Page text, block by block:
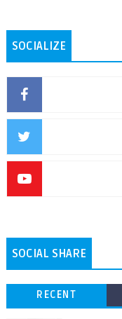
SOCIALIZE
SOCIAL SHARE
RECENT